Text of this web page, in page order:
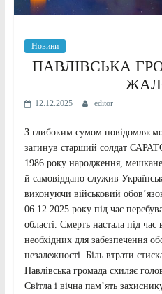
Новини
ПАВЛІВСЬКА
12.12.2025 editor
З глибоким сумом
загинув старший солдат
1986 року народження,
й самовіддано служив
виконуючи військовий
06.12.2025 року під час
області. Смерть настала під час
необхідних для забезпечення
незалежності. Біль втрати
Павлівська громада схиляє
Світла і вічна пам’ять